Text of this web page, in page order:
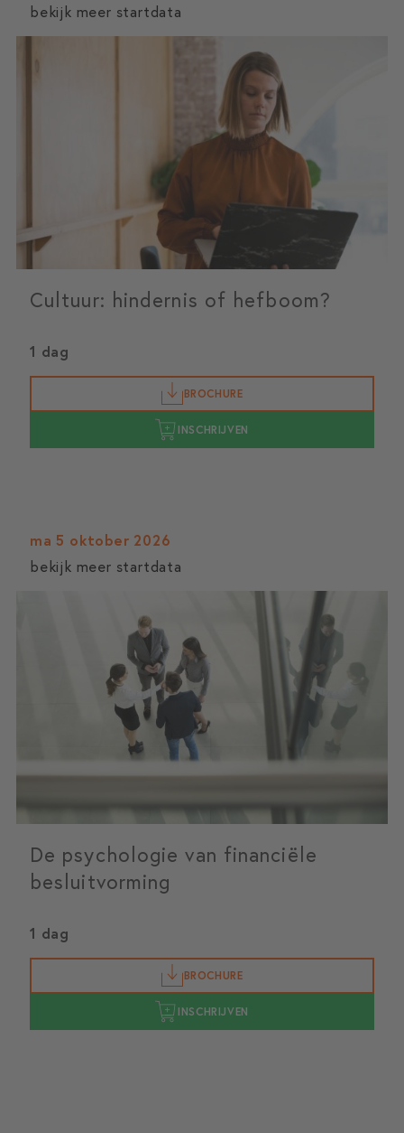
bekijk meer startdata
Cultuur: hindernis of hefboom?
1 dag
BROCHURE
INSCHRIJVEN
ma 5 oktober 2026
bekijk meer startdata
De psychologie van financiële
besluitvorming
1 dag
BROCHURE
INSCHRIJVEN